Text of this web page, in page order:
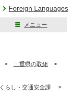
Foreign Languages
メニュー
> 三重県の取組
>
くらし・交通安全課 >